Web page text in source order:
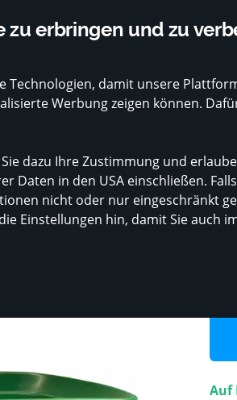
erbringen und zu
damit unsere
Werbung zeigen können.
dazu Ihre Zustimmung und
Daten in den USA einschließen.
nicht oder nur eingeschränkt
Einstellungen hin, damit Sie
MADE IN LUXEMBOURG ANBIETER
Gartenbau Gartenwerkzeuge
Auf